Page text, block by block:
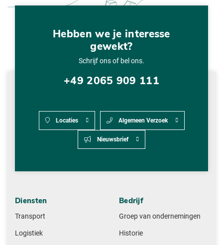
Hebben we je interesse
gewekt?
Schrijf ons of bel ons.
+49 2065 909 111
Locaties Algemeen Verzoek
Nieuwsbrief
Diensten
Transport
Logistiek
Bedrijf
Groep van ondernemingen
Historie